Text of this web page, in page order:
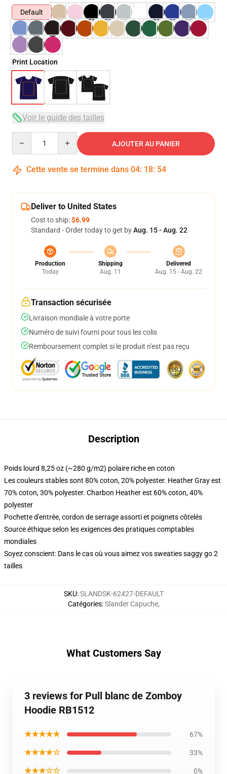
Default
Print Location
Voir le guide des tailles
AJOUTER AU PANIER
Cette vente se termine dans 04: 18: 54
Deliver to United States
Cost to ship:$6.99
Standard - Order today to get byAug. 15 - Aug. 22
Production
Today
Shipping
Aug. 11
Delivered
Aug. 15 - Aug. 22
Transaction sécurisée
Livraison mondiale à votre porte
Numéro de suivi fourni pour tous les colis
Remboursement complet si le produit n'est pas reçu
Description
Poids lourd 8,25 oz (~280 g/m2) polaire riche en coton
Les couleurs stables sont 80% coton, 20% polyester. Heather Gray est
70% coton, 30% polyester. Charbon Heather est 60% coton, 40%
polyester
Pochette d'entrée, cordon de serrage assorti et poignets côtelés
Source éthique selon les exigences des pratiques comptables
mondiales
Soyez conscient: Dans le cas où vous aimez vos sweaties saggy go 2
tailles
SKU:SLANDSK-62427-DEFAULT
Catégories:Slander Capuche,
What Customers Say
3 reviews for Pull blanc de Zomboy
Hoodie RB1512
★★★★★ 67%
★★★★☆ 33%
★★★☆☆ 0%